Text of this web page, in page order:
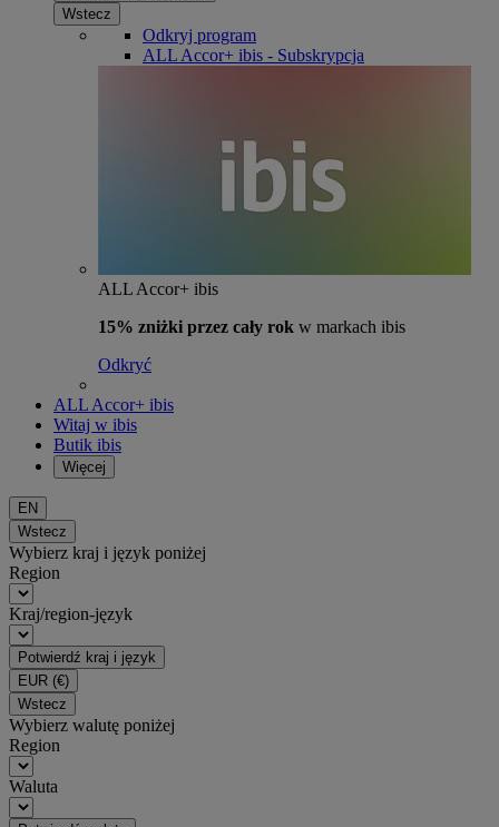
Wstecz
Odkryj program
ALL Accor+ ibis - Subskrypcja
ALL Accor+ ibis
15% zniżki przez cały rok w markach ibis
Odkryć
ALL Accor+ ibis
Witaj w ibis
Butik ibis
Więcej
EN
Wstecz
Wybierz kraj i język poniżej
Region
Kraj/region-język
Potwierdź kraj i język
EUR (€)
Wstecz
Wybierz walutę poniżej
Region
Waluta